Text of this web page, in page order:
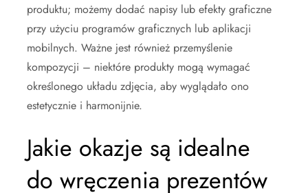
produktu; możemy dodać napisy lub efekty graficzne
przy użyciu programów graficznych lub aplikacji
mobilnych. Ważne jest również przemyślenie
kompozycji – niektóre produkty mogą wymagać
określonego układu zdjęcia, aby wyglądało ono
estetycznie i harmonijnie.
Jakie okazje są idealne
do wręczenia prezentów